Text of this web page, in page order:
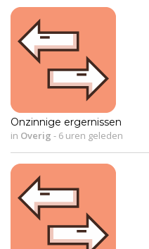
Onzinnige ergernissen
in Overig - 6 uren geleden